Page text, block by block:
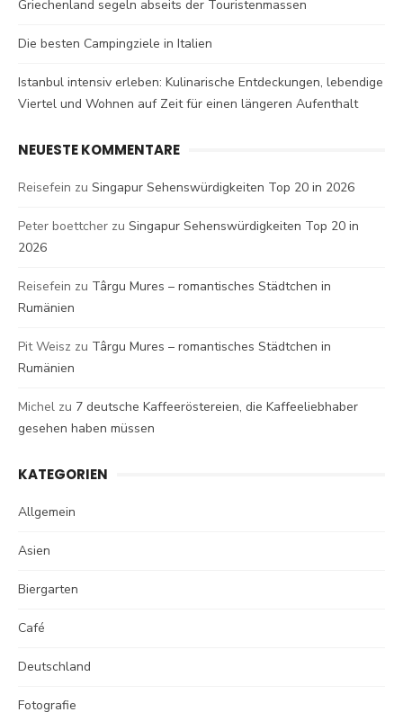
Griechenland segeln abseits der Touristenmassen
Die besten Campingziele in Italien
Istanbul intensiv erleben: Kulinarische Entdeckungen, lebendige
Viertel und Wohnen auf Zeit für einen längeren Aufenthalt
NEUESTE KOMMENTARE
Reisefein zu Singapur Sehenswürdigkeiten Top 20 in 2026
Peter boettcher zu Singapur Sehenswürdigkeiten Top 20 in
2026
Reisefein zu Târgu Mures – romantisches Städtchen in
Rumänien
Pit Weisz zu Târgu Mures – romantisches Städtchen in
Rumänien
Michel zu 7 deutsche Kaffeeröstereien, die Kaffeeliebhaber
gesehen haben müssen
KATEGORIEN
Allgemein
Asien
Biergarten
Café
Deutschland
Fotografie